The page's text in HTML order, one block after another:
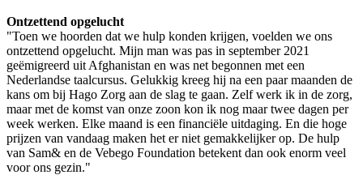
Ontzettend opgelucht
"Toen we hoorden dat we hulp konden krijgen, voelden we ons
ontzettend opgelucht. Mijn man was pas in september 2021
geëmigreerd uit Afghanistan en was net begonnen met een
Nederlandse taalcursus. Gelukkig kreeg hij na een paar maanden de
kans om bij Hago Zorg aan de slag te gaan. Zelf werk ik in de zorg,
maar met de komst van onze zoon kon ik nog maar twee dagen per
week werken. Elke maand is een financiële uitdaging. En die hoge
prijzen van vandaag maken het er niet gemakkelijker op. De hulp
van Sam& en de Vebego Foundation betekent dan ook enorm veel
voor ons gezin."